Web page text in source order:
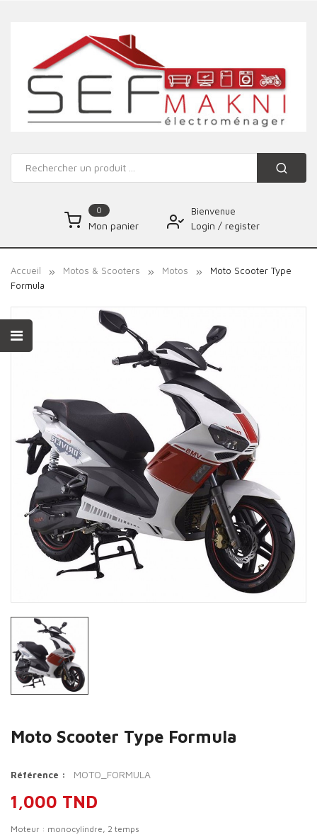
0
Mon panier
Bienvenue
Login / register
Accueil Motos & Scooters Motos
Moto Scooter Type
Formula
Moto Scooter Type Formula
Référence : MOTO_FORMULA
1,000 TND
Moteur : monocylindre, 2 temps